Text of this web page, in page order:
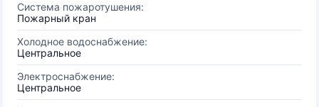
Система пожаротушения:
Пожарный кран
Холодное водоснабжение:
Центральное
Электроснабжение:
Центральное